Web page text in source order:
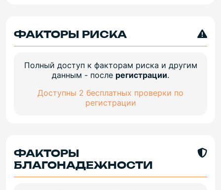
ФАКТОРЫ РИСКА
Полный доступ к факторам риска и другим
данным - после регистрации.
Доступны 2 бесплатных проверки по
регистрации
ФАКТОРЫ
БЛАГОНАДЕЖНОСТИ